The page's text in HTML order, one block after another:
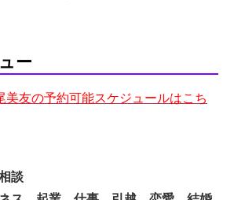
ー
美友の予約可能スケジュールはこち
談